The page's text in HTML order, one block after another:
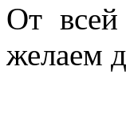
От всей
желаем